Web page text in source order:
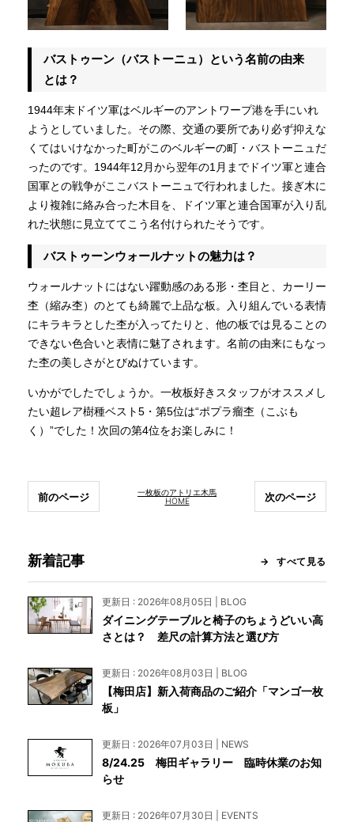
バストゥーン（バストーニュ）という名前の由来
とは？
1944年末ドイツ軍はベルギーのアントワープ港を手にいれ
ようとしていました。その際、交通の要所であり必ず抑えな
くてはいけなかった町がこのベルギーの町・バストーニュだ
ったのです。1944年12月から翌年の1月までドイツ軍と連合
国軍との戦争がここバストーニュで行われました。接ぎ木に
より複雑に絡み合った木目を、ドイツ軍と連合国軍が入り乱
れた状態に見立ててこう名付けられたそうです。
バストゥーンウォールナットの魅力は？
ウォールナットにはない躍動感のある形・杢目と、カーリー
杢（縮み杢）のとても綺麗で上品な板。入り組んでいる表情
にキラキラとした杢が入ってたりと、他の板では見ることの
できない色合いと表情に魅了されます。名前の由来にもなっ
た杢の美しさがとびぬけています。
いかがでしたでしょうか。一枚板好きスタッフがオススメし
たい超レア樹種ベスト5・第5位は“ポプラ瘤杢（こぶも
く）”でした！次回の第4位をお楽しみに！
一枚板のアトリエ木馬
HOME
前のページ 次のページ
新着記事 すべて見る
更新日 : 2026年08月05日 | BLOG
ダイニングテーブルと椅子のちょうどいい高
さとは？ 差尺の計算方法と選び方
更新日 : 2026年08月03日 | BLOG
【梅田店】新入荷商品のご紹介「マンゴ一枚
板」
更新日 : 2026年07月03日 | NEWS
8/24.25 梅田ギャラリー 臨時休業のお知
らせ
更新日 : 2026年07月30日 | EVENTS